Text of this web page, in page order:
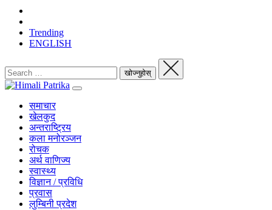
Trending
ENGLISH
समाचार
खेलकुद
अन्तराष्ट्रिय
कला मनोरञ्जन
रोचक
अर्थ वाणिज्य
स्वास्थ्य
विज्ञान / प्रविधि
प्रवास
लुम्बिनी प्रदेश